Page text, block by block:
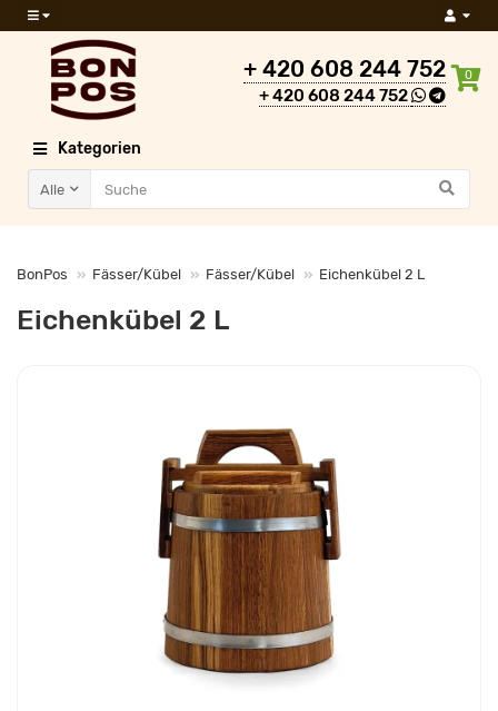
+ 420 608 244 752
+ 420 608 244 752
0
Kategorien
Alle
BonPos Fässer/Kübel Fässer/Kübel Eichenkübel 2 L
Eichenkübel 2 L